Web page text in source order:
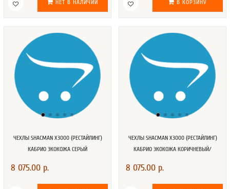
НЕТ В НАЛИЧИИ В КОРЗИНУ
ЧЕХЛЫ SHACMAN X3000 (РЕСТАЙЛИНГ)
КАБРИО ЭКОКОЖА СЕРЫЙ
8 075.00 р.
ЧЕХЛЫ SHACMAN X3000 (РЕСТАЙЛИНГ)
КАБРИО ЭКОКОЖА КОРИЧНЕВЫЙ/
8 075.00 р.